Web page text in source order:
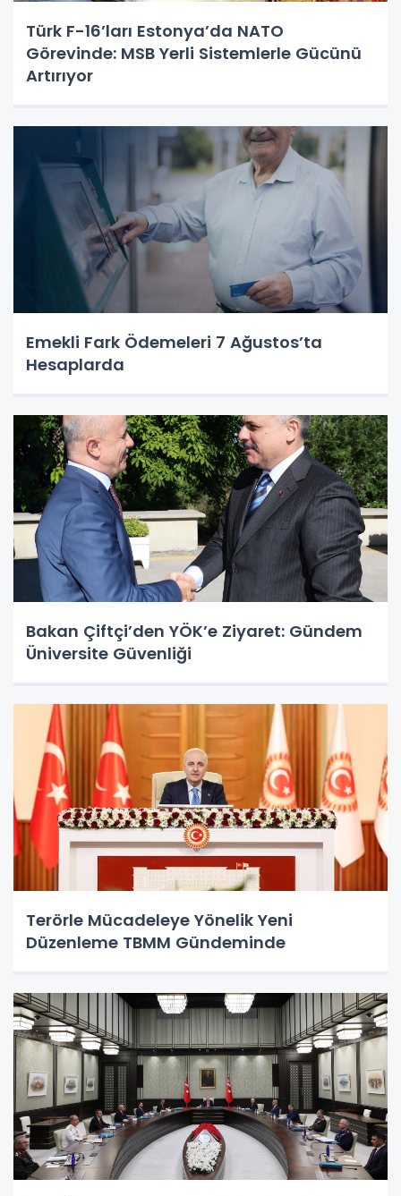
Türk F-16’ları Estonya’da NATO
Görevinde: MSB Yerli Sistemlerle Gücünü
Artırıyor
Emekli Fark Ödemeleri 7 Ağustos’ta
Hesaplarda
Bakan Çiftçi’den YÖK’e Ziyaret: Gündem
Üniversite Güvenliği
Terörle Mücadeleye Yönelik Yeni
Düzenleme TBMM Gündeminde